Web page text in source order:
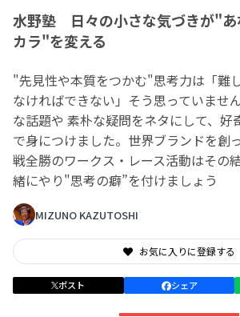
水野塾 日々の小さな気づきが"あ
カラ"を変える
"先見性や本質をつかむ"思考力は「難
なければできない」そう思っていま
な話題や 素朴な疑問をネタにして、好
で身につけました。世界ブランドを創
戦全勝のワークス・レース活動はその
緒にやり"思考の癖”を付けましょう
MIZUNO KAZUTOSHI
お気に入りに登録する
ポスト シェア